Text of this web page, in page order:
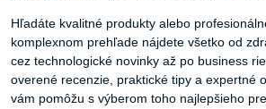
Hľadáte kvalitné produkty alebo
komplexnom prehľade nájdete všetko od
cez technologické novinky až po business
overené recenzie, praktické tipy a expertné
vám pomôžu s výberom toho najlepšieho